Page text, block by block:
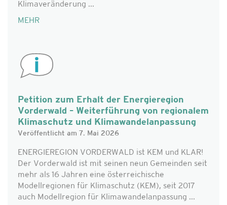
Klimaveränderung ...
MEHR
Petition zum Erhalt der Energieregion
Vorderwald – Weiterführung von regionalem
Klimaschutz und Klimawandelanpassung
Veröffentlicht am 7. Mai 2026
ENERGIEREGION VORDERWALD ist KEM und KLAR!
Der Vorderwald ist mit seinen neun Gemeinden seit
mehr als 16 Jahren eine österreichische
Modellregionen für Klimaschutz (KEM), seit 2017
auch Modellregion für Klimawandelanpassung ...